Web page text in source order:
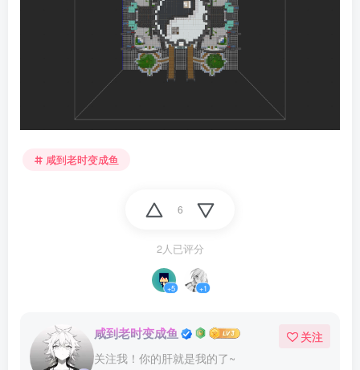
咸到老时变成鱼
6
2人已评分
+5 +1
咸到老时变成鱼
关注我！你的肝就是我的了~
关注